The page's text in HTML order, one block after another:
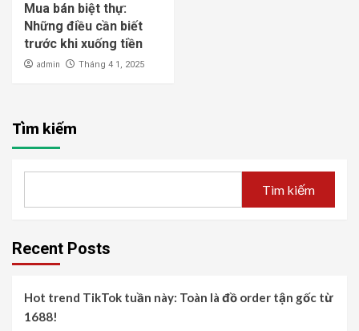
Mua bán biệt thự:
Những điều cần biết
trước khi xuống tiền
admin Tháng 4 1, 2025
Tìm kiếm
Tìm kiếm
Recent Posts
Hot trend TikTok tuần này: Toàn là đồ order tận gốc từ
1688!